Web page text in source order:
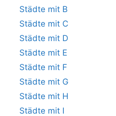
Städte mit B
Städte mit C
Städte mit D
Städte mit E
Städte mit F
Städte mit G
Städte mit H
Städte mit I